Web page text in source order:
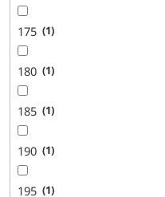
175 1
180 1
185 1
190 1
195 1